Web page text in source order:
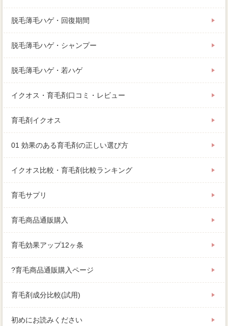
脱毛薄毛ハゲ・回復期間
脱毛薄毛ハゲ・シャンプー
脱毛薄毛ハゲ・若ハゲ
イクオス・育毛剤口コミ・レビュー
育毛剤イクオス
01 効果のある育毛剤の正しい選び方
イクオス比較・育毛剤比較ランキング
育毛サプリ
育毛商品通販購入
育毛効果アップ12ヶ条
?育毛商品通販購入ページ
育毛剤成分比較(試用)
初めにお読みください